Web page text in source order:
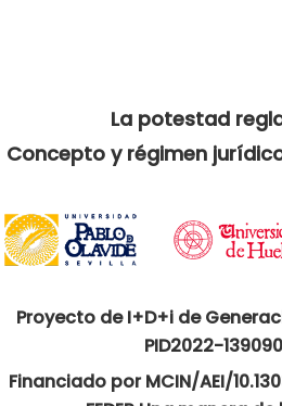
La potestad
Concepto y régimen
Proyecto de I+D+i de
PID2022-
Financiado por MCIN/AEI/